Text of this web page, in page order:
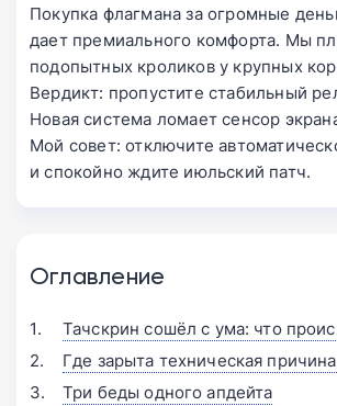
Покупка флагмана за огромные
дает премиального комфорта. Мы
подопытных кроликов у крупных
Вердикт: пропустите стабильный
Новая система ломает сенсор
Мой совет: отключите
и спокойно ждите июльский патч.
Оглавление
Тачскрин сошёл с ума: что
Где зарыта техническая причина
Три беды одного апдейта